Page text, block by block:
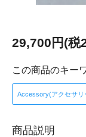
29,700円(税
この商品のキー
Accessory(アクセサリ
商品説明